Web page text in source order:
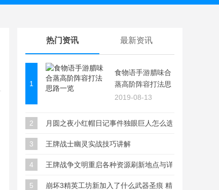
热门资讯 最新资讯
1
食物语手游腊味合
蒸高阶阵容打法思
路一览
2019-08-13
2 月圆之夜小红帽日记事件独眼巨人怎么选择
3 王牌战士幽灵实战技巧讲解
4 王牌战争文明重启各种资源刷新地点与详细位置大全
5 崩坏3精英工坊新加入了什么武器圣痕 精英工坊新武器